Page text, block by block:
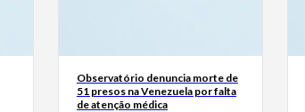
Observatório denuncia morte de
51 presos na Venezuela por falta
de atenção médica